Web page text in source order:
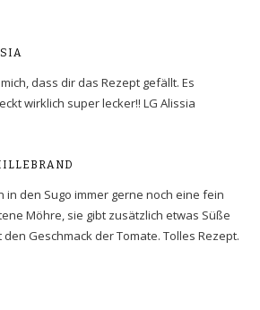
dass dir das Rezept gefällt. Es
wirklich super lecker!! LG Alissia
in den Sugo immer gerne noch eine fein
Möhre, sie gibt zusätzlich etwas Süße
Geschmack der Tomate. Tolles Rezept.